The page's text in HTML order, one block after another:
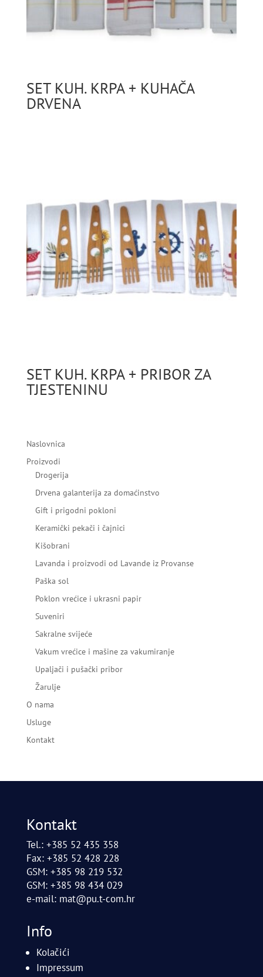
SET KUH. KRPA + KUHAČA
DRVENA
SET KUH. KRPA + PRIBOR ZA
TJESTENINU
Naslovnica
Proizvodi
Drogerija
Drvena galanterija za domaćinstvo
Gift i prigodni pokloni
Keramički pekači i čajnici
Kišobrani
Lavanda i proizvodi od Lavande iz Provanse
Paška sol
Poklon vrećice i ukrasni papir
Suveniri
Sakralne svijeće
Vakum vrećice i mašine za vakumiranje
Upaljači i pušački pribor
Žarulje
O nama
Usluge
Kontakt
Kontakt
Tel.: +385 52 435 358
Fax: +385 52 428 228
GSM: +385 98 219 532
GSM: +385 98 434 029
e-mail: mat@pu.t-com.hr
Info
Kolačići
Impressum